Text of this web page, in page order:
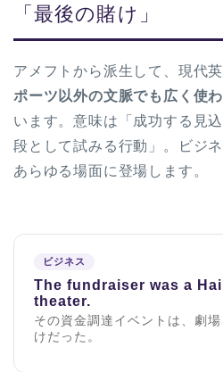
「最後の賭け」
アメフトから派生して、現代
ポーツ以外の文脈でも広く使
います。意味は「成功する見
段として試みる行動」。ビジ
あらゆる場面に登場します。
ビジネス
The fundraiser was a
theater.
その資金調達イベントは、劇
けだった。